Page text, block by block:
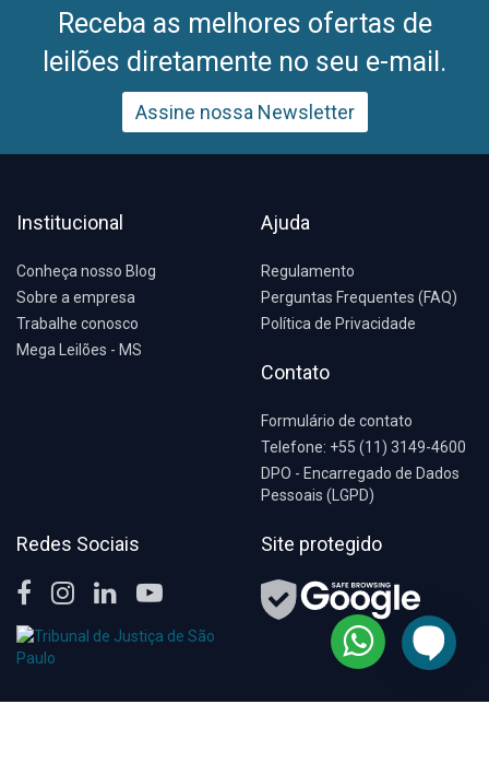
Receba as melhores ofertas de
leilões diretamente no seu e-mail.
Assine nossa Newsletter
Institucional
Conheça nosso Blog
Sobre a empresa
Trabalhe conosco
Mega Leilões - MS
Ajuda
Regulamento
Perguntas Frequentes (FAQ)
Política de Privacidade
Contato
Formulário de contato
Telefone: +55 (11) 3149-4600
DPO - Encarregado de Dados
Pessoais (LGPD)
Redes Sociais Site protegido